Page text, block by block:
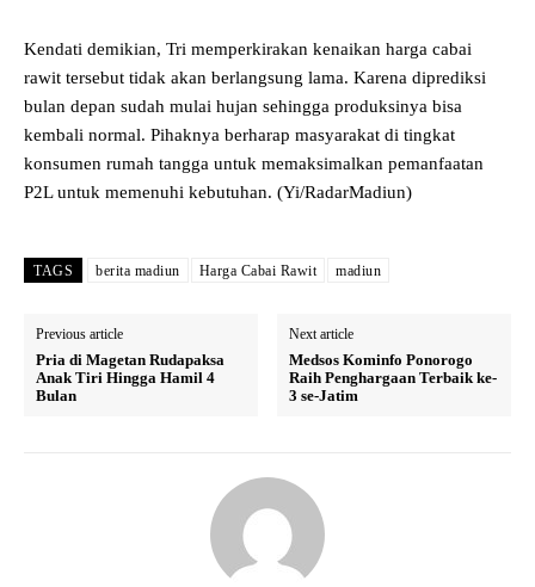
Kendati demikian, Tri memperkirakan kenaikan harga cabai
rawit tersebut tidak akan berlangsung lama. Karena diprediksi
bulan depan sudah mulai hujan sehingga produksinya bisa
kembali normal. Pihaknya berharap masyarakat di tingkat
konsumen rumah tangga untuk memaksimalkan pemanfaatan
P2L untuk memenuhi kebutuhan. (Yi/RadarMadiun)
TAGS berita madiun Harga Cabai Rawit madiun
Previous article
Pria di Magetan Rudapaksa
Anak Tiri Hingga Hamil 4
Bulan
Next article
Medsos Kominfo Ponorogo
Raih Penghargaan Terbaik ke-
3 se-Jatim